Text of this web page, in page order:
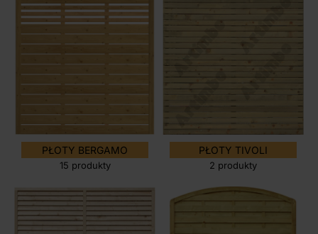
PŁOTY BERGAMO
15 produkty
PŁOTY TIVOLI
2 produkty